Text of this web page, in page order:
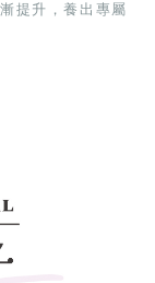
提升，養出專屬